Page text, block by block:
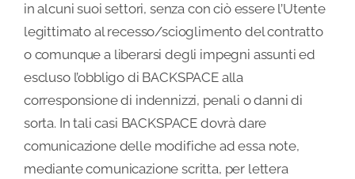
in alcuni suoi settori, senza con ciò essere l’Utente
legittimato al recesso/scioglimento del contratto
o comunque a liberarsi degli impegni assunti ed
escluso l’obbligo di BACKSPACE alla
corresponsione di indennizzi, penali o danni di
sorta. In tali casi BACKSPACE dovrà dare
comunicazione delle modifiche ad essa note,
mediante comunicazione scritta, per lettera